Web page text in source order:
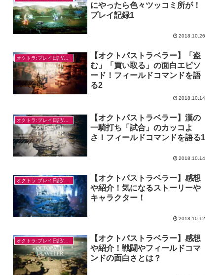
にやったら色々ツッコミ所が！
プレイ記録1
2018.10.26
【オクトパストラベラー】「盗
む」「買い取る」の面白エピソ
ード！フィールドコマンドを語
る2
2018.10.14
オクトラ:プレイ日記/感想
【オクトパストラベラー】漢の
一騎打ち「試合」のカッコよ
さ！フィールドコマンドを語る1
2018.10.14
オクトラ:プレイ日記/感想
【オクトパストラベラー】感想
や紹介！気になるストーリーや
キャラクター！
2018.10.12
オクトラ:プレイ日記/感想
【オクトパストラベラー】感想
や紹介！戦闘やフィールドコマ
ンドの面白さとは？